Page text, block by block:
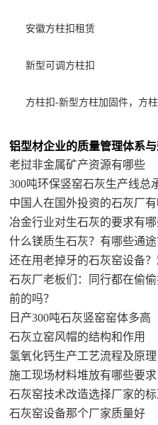
安徽方柱扣租赁
新型可调方柱扣
方柱扣-新型方柱加固件，方
铝型材企业的质量管理体系
老挝非金属矿产资源有哪些
300吨环保竖窑石灰生产线总
中国人在国外投资的石灰厂
冶金行业对生石灰的要求有
什么镁质生石灰？有哪些通途
还在用老掉牙的石灰窑设备
石灰厂老板们：同行都在偷
前的吗？
日产300吨石灰竖窑窑体多高
石灰立窑风帽的结构和作用
氢氧化钙生产工艺流程及原理
施工现场材料堆放有哪些要求
石灰窑技术改造选择厂家的
石灰窑设备那个厂家质量好